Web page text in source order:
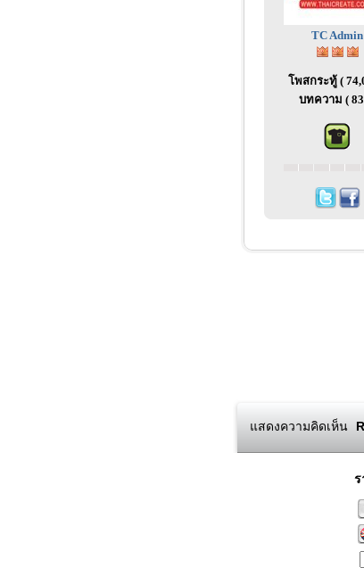
TC Admin
โพสกระทู้ (
บทความ (
แสดงความคิดเห็น
ร